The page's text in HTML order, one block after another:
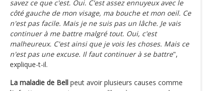
savez ce que c'est. Oui. C'est assez ennuyeux avec le
côté gauche de mon visage, ma bouche et mon oeil. Ce
n'est pas facile. Mais je ne suis pas un lâche. Je vais
continuer à me battre malgré tout. Oui, c'est
malheureux. C'est ainsi que je vois les choses. Mais ce
n'est pas une excuse. Il faut continuer à se battre",
explique-t-il.
La maladie de Bell peut avoir plusieurs causes comme